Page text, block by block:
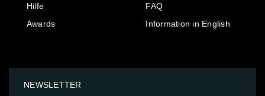
Hilfe
Awards
FAQ
Information in English
NEWSLETTER